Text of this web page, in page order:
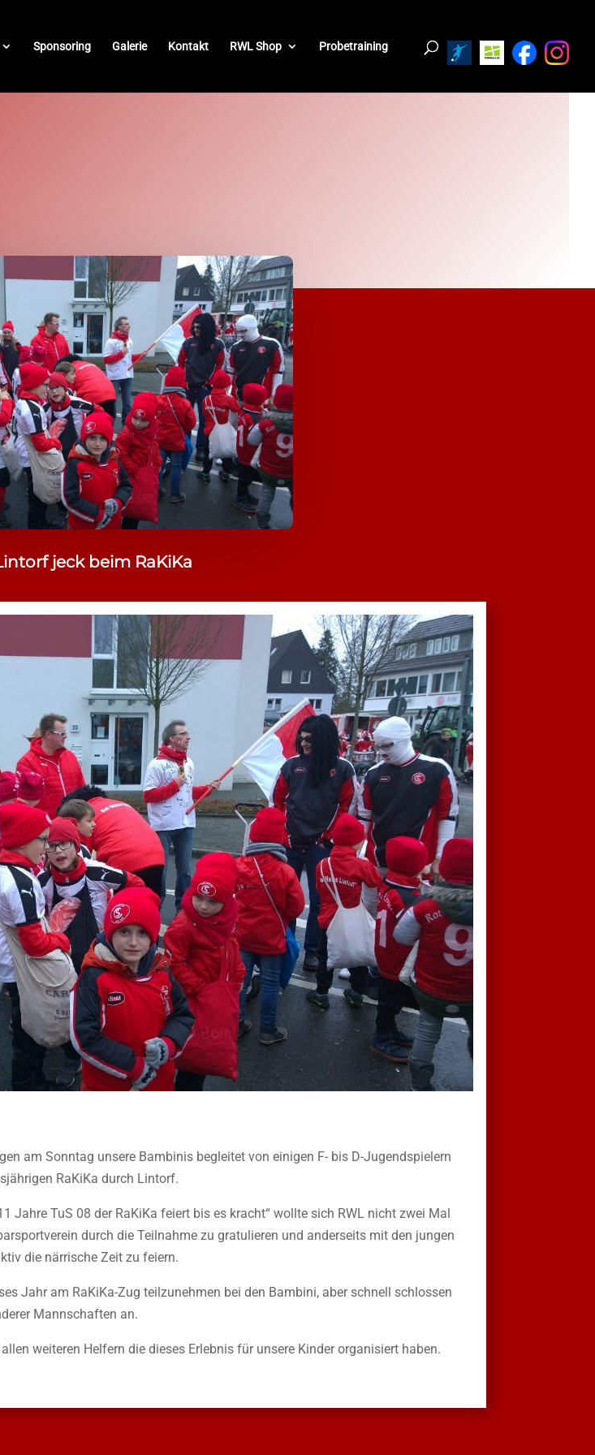
Sponsoring Galerie Kontakt RWL Shop Probetraining
jeck beim RaKiKa
am Sonntag unsere Bambinis begleitet von einigen F- bis D-Jugendspielern
RaKiKa durch Lintorf.
Jahre TuS 08 der RaKiKa feiert bis es kracht“ wollte sich RWL nicht zwei Mal
durch die Teilnahme zu gratulieren und anderseits mit den jungen
die närrische Zeit zu feiern.
Jahr am RaKiKa-Zug teilzunehmen bei den Bambini, aber schnell schlossen
Mannschaften an.
weiteren Helfern die dieses Erlebnis für unsere Kinder organisiert haben.